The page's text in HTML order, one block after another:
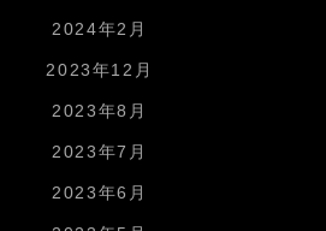
2024年2月
2023年12月
2023年8月
2023年7月
2023年6月